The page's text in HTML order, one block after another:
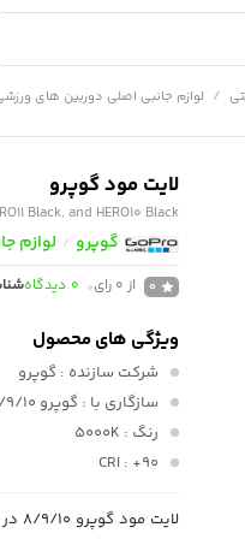
/ لوازم جانبی اصلی دوربین های
لایت مود گوپرو
Black, and HERO10 Black
گوپرو / لوازم
0 از 0 رای 0 دیدگاه
ویژگی های محصول
شرکت سازنده : گوپرو
سازگاری با : گوپرو 8/9/10
رنگ : 5000K
CRI : +۹۰